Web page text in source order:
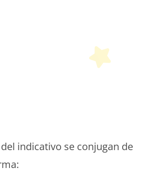
indicativo se conjugan de